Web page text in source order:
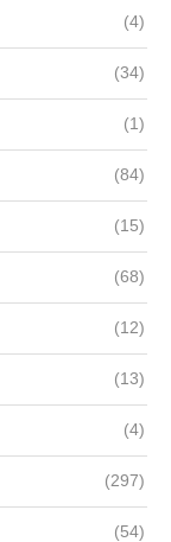
(4)
(34)
(1)
(84)
(15)
(68)
(12)
(13)
(4)
(297)
(54)